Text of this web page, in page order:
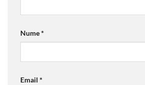
Nume*
Email *